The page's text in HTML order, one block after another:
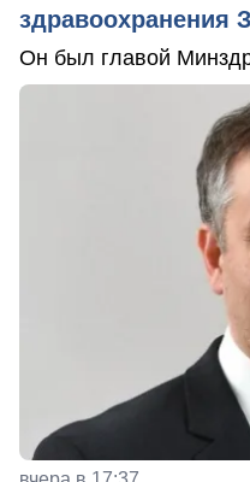
здравоохранения
Он был главой